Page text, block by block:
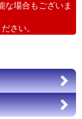
な場合もございま
さい。